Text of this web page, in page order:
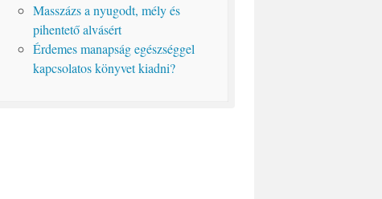
Masszázs a nyugodt, mély és
pihentető alvásért
Érdemes manapság egészséggel
kapcsolatos könyvet kiadni?